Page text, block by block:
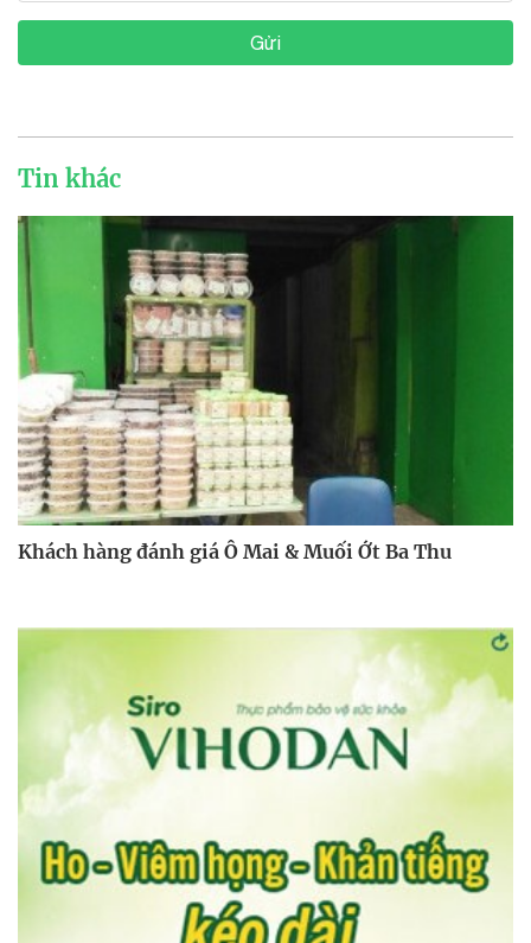
Gửi
Tin khác
Khách hàng đánh giá Ô Mai & Muối Ớt Ba Thu